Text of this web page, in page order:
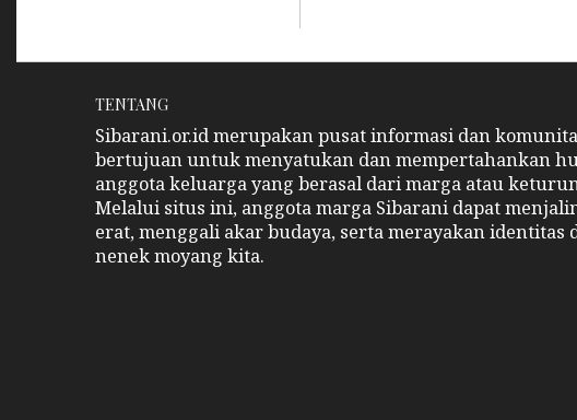
TENTANG
Sibarani.or.id merupakan pusat informasi dan
bertujuan untuk menyatukan dan mempertahankan
anggota keluarga yang berasal dari marga atau
Melalui situs ini, anggota marga Sibarani dapat
erat, menggali akar budaya, serta merayakan identitas
nenek moyang kita.